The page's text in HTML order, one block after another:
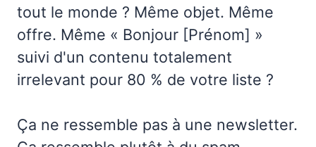
tout le monde ? Même objet. Même
offre. Même « Bonjour [Prénom] »
suivi d'un contenu totalement
irrelevant pour 80 % de votre liste ?
Ça ne ressemble pas à une newsletter.